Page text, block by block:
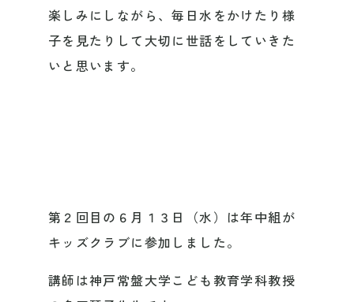
楽しみにしながら、毎日水をかけたり様
子を見たりして大切に世話をしていきた
いと思います。
第２回目の６月１３日（水）は年中組が
キッズクラブに参加しました。
講師は神戸常盤大学こども教育学科教授